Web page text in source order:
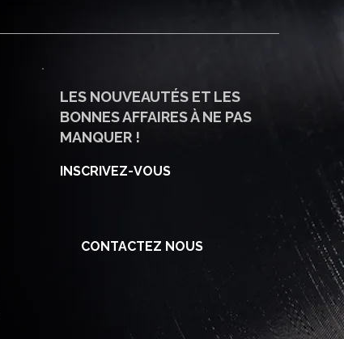
LES NOUVEAUTÉS ET LES
BONNES AFFAIRES À NE PAS
MANQUER !
INSCRIVEZ-VOUS
CONTACTEZ NOUS